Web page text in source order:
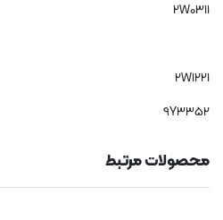
2W0311
2W1221
9Y3352
محصولات مرتبط